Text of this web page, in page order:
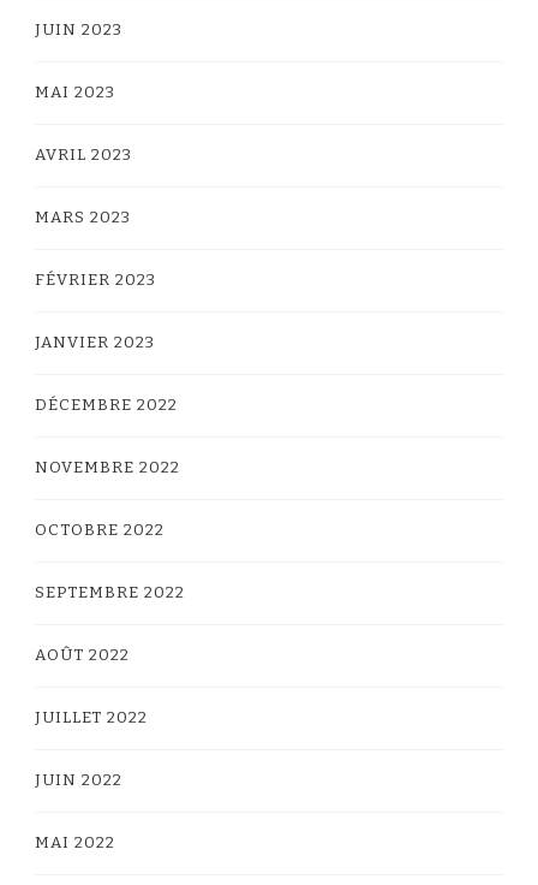
JUIN 2023
MAI 2023
AVRIL 2023
MARS 2023
FÉVRIER 2023
JANVIER 2023
DÉCEMBRE 2022
NOVEMBRE 2022
OCTOBRE 2022
SEPTEMBRE 2022
AOÛT 2022
JUILLET 2022
JUIN 2022
MAI 2022